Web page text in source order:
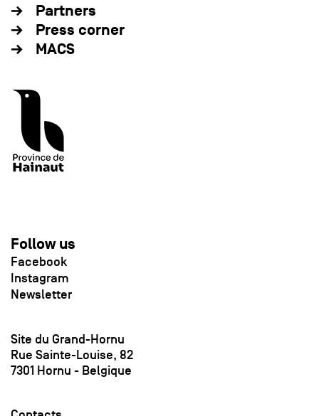
Partners
Press corner
MACS
Follow us
Facebook
Instagram
Newsletter
Site du Grand-Hornu
Rue Sainte-Louise, 82
7301 Hornu - Belgique